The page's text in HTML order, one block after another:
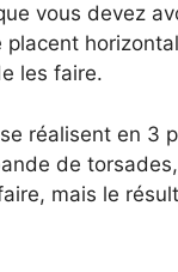
vous devez
placent
les faire.
réalisent en 3
de
mais le